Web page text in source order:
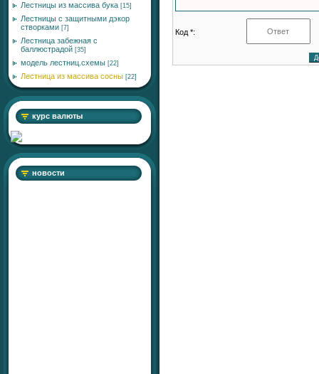
Лестницы из массива бука [15]
Лестницы с защитными дэкор
створками [7]
Лестница забежная с
баллюстрадой [35]
модель лестниц.схемы [22]
Лестница из массива сосны [22]
курс валюты
новости
Код *: